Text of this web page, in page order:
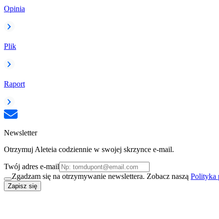
Opinia
Plik
Raport
Newsletter
Otrzymuj Aleteia codziennie w swojej skrzynce e-mail.
Twój adres e-mail
Zgadzam się na otrzymywanie newslettera. Zobacz naszą Polityka
Zapisz się